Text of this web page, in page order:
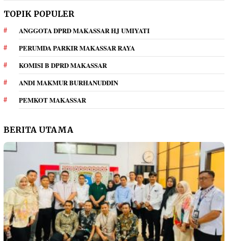
TOPIK POPULER
ANGGOTA DPRD MAKASSAR HJ UMIYATI
PERUMDA PARKIR MAKASSAR RAYA
KOMISI B DPRD MAKASSAR
ANDI MAKMUR BURHANUDDIN
PEMKOT MAKASSAR
BERITA UTAMA